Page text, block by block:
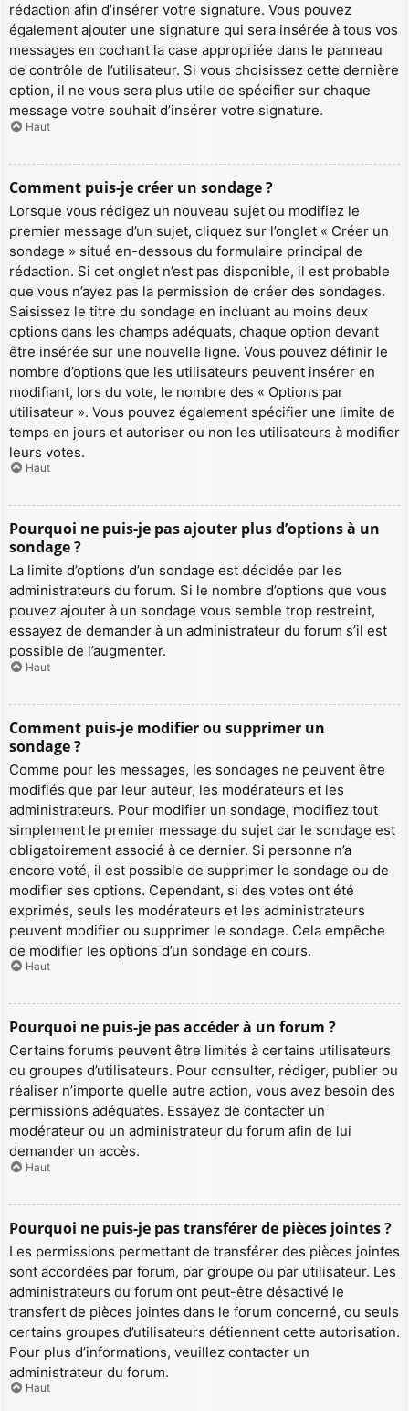
rédaction afin d’insérer votre signature. Vous pouvez
également ajouter une signature qui sera insérée à tous vos
messages en cochant la case appropriée dans le panneau
de contrôle de l’utilisateur. Si vous choisissez cette dernière
option, il ne vous sera plus utile de spécifier sur chaque
message votre souhait d’insérer votre signature.
Haut
Comment puis-je créer un sondage ?
Lorsque vous rédigez un nouveau sujet ou modifiez le
premier message d’un sujet, cliquez sur l’onglet « Créer un
sondage » situé en-dessous du formulaire principal de
rédaction. Si cet onglet n’est pas disponible, il est probable
que vous n’ayez pas la permission de créer des sondages.
Saisissez le titre du sondage en incluant au moins deux
options dans les champs adéquats, chaque option devant
être insérée sur une nouvelle ligne. Vous pouvez définir le
nombre d’options que les utilisateurs peuvent insérer en
modifiant, lors du vote, le nombre des « Options par
utilisateur ». Vous pouvez également spécifier une limite de
temps en jours et autoriser ou non les utilisateurs à modifier
leurs votes.
Haut
Pourquoi ne puis-je pas ajouter plus d’options à un
sondage ?
La limite d’options d’un sondage est décidée par les
administrateurs du forum. Si le nombre d’options que vous
pouvez ajouter à un sondage vous semble trop restreint,
essayez de demander à un administrateur du forum s’il est
possible de l’augmenter.
Haut
Comment puis-je modifier ou supprimer un
sondage ?
Comme pour les messages, les sondages ne peuvent être
modifiés que par leur auteur, les modérateurs et les
administrateurs. Pour modifier un sondage, modifiez tout
simplement le premier message du sujet car le sondage est
obligatoirement associé à ce dernier. Si personne n’a
encore voté, il est possible de supprimer le sondage ou de
modifier ses options. Cependant, si des votes ont été
exprimés, seuls les modérateurs et les administrateurs
peuvent modifier ou supprimer le sondage. Cela empêche
de modifier les options d’un sondage en cours.
Haut
Pourquoi ne puis-je pas accéder à un forum ?
Certains forums peuvent être limités à certains utilisateurs
ou groupes d’utilisateurs. Pour consulter, rédiger, publier ou
réaliser n’importe quelle autre action, vous avez besoin des
permissions adéquates. Essayez de contacter un
modérateur ou un administrateur du forum afin de lui
demander un accès.
Haut
Pourquoi ne puis-je pas transférer de pièces jointes ?
Les permissions permettant de transférer des pièces jointes
sont accordées par forum, par groupe ou par utilisateur. Les
administrateurs du forum ont peut-être désactivé le
transfert de pièces jointes dans le forum concerné, ou seuls
certains groupes d’utilisateurs détiennent cette autorisation.
Pour plus d’informations, veuillez contacter un
administrateur du forum.
Haut